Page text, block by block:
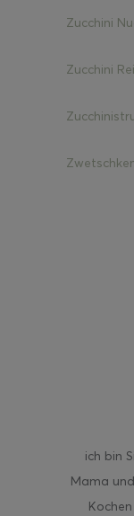
Zucchini
Zucchini
ich bin
Mama